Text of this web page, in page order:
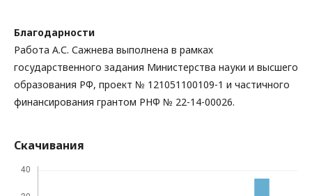
Благодарности
Работа А.С. Сажнева выполнена в рамках
государственного задания Министерства науки и высшего
образования РФ, проект № 121051100109-1 и частичного
финансирования грантом РНФ № 22-14-00026.
Скачивания